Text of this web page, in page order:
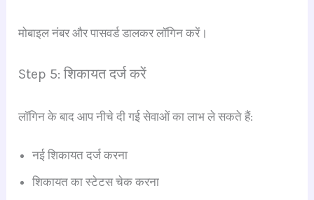
मोबाइल नंबर और पासवर्ड डालकर लॉगिन करें।
Step 5: शिकायत दर्ज करें
लॉगिन के बाद आप नीचे दी गई सेवाओं का लाभ ले सकते हैं:
नई शिकायत दर्ज करना
शिकायत का स्टेटस चेक करना